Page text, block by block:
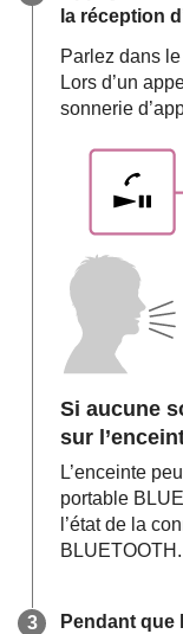
la réception
Parlez dans
Lors d’un
sonnerie
Si aucune
sur
L’enceinte
portable
l’état de la
BLUETOOTH.
Pendant que